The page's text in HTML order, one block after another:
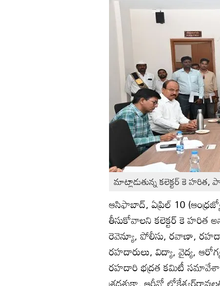
మాట్లాడుతున్న కలెక్టర్‌ కె హరిత,
ఆసిఫాబాద్‌, ఏప్రిల్‌ 10
తీసుకోవాలని కలెక్టర్‌ కె హరిత
రెవెన్యూ, పోలీసు, రవాణా,
రహదారులు, విద్యా, వైద్య,
రహదారి భద్రత కమిటీ